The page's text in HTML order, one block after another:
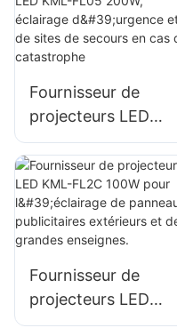
façades de
bâtiments et de
chantiers.
Fournisseur de
projecteurs LED
KML-FL05 200W,
éclairage d'urgence
et de sites de
secours en cas de
catastrophe
Fournisseur de
projecteurs LED
KML-FL2C 100W